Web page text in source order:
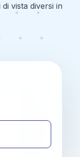
vista diversi in